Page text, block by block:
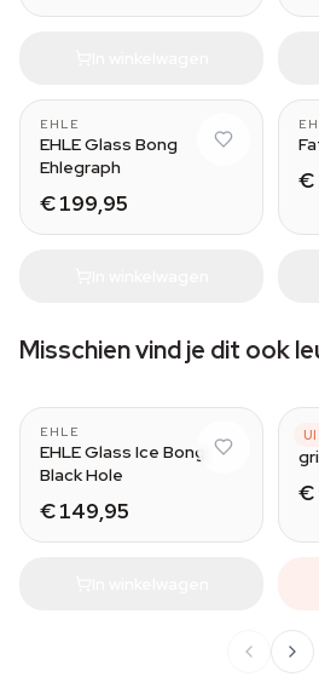
EHLE
EHLE Glass Bong
Ehlegraph
€ 199,95
€
Misschien vind je dit ook
EHLE
EHLE Glass Ice Bong
Black Hole
€ 149,95
€